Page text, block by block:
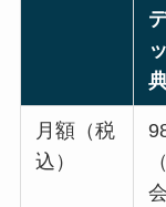
月額（税
込）